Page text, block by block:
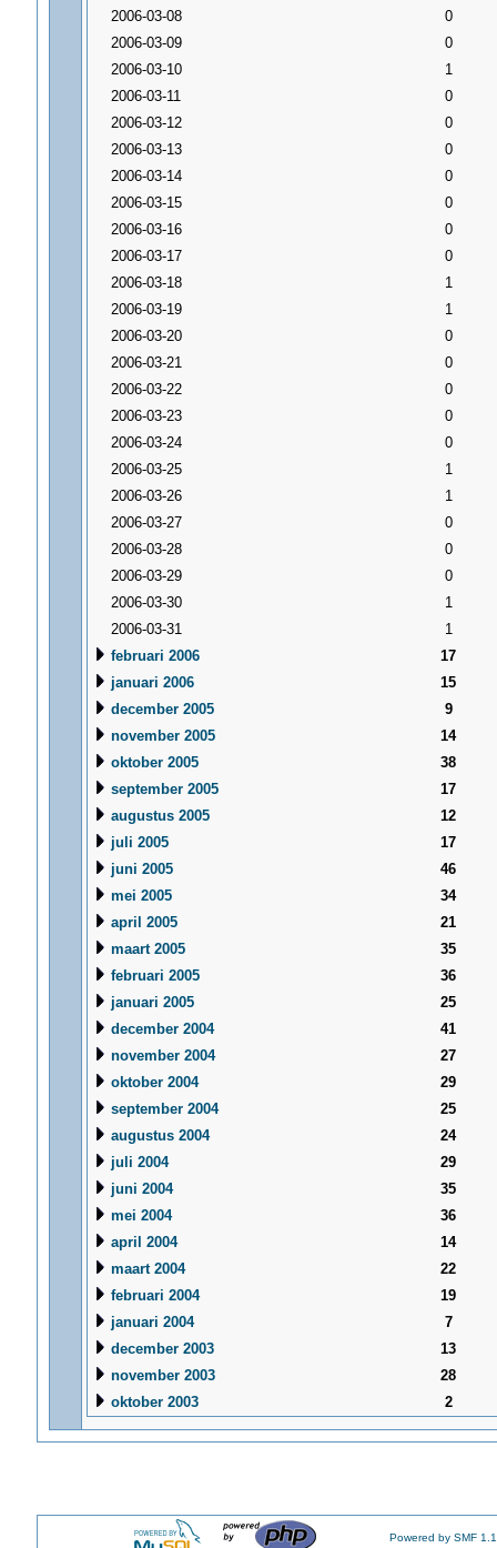
2006-03-08
0
2006-03-09
0
2006-03-10
1
2006-03-11
0
2006-03-12
0
2006-03-13
0
2006-03-14
0
2006-03-15
0
2006-03-16
0
2006-03-17
0
2006-03-18
1
2006-03-19
1
2006-03-20
0
2006-03-21
0
2006-03-22
0
2006-03-23
0
2006-03-24
0
2006-03-25
1
2006-03-26
1
2006-03-27
0
2006-03-28
0
2006-03-29
0
2006-03-30
1
2006-03-31
1
februari 2006
17
januari 2006
15
december 2005
9
november 2005
14
oktober 2005
38
september 2005
17
augustus 2005
12
juli 2005
17
juni 2005
46
mei 2005
34
april 2005
21
maart 2005
35
februari 2005
36
januari 2005
25
december 2004
41
november 2004
27
oktober 2004
29
september 2004
25
augustus 2004
24
juli 2004
29
juni 2004
35
mei 2004
36
april 2004
14
maart 2004
22
februari 2004
19
januari 2004
7
december 2003
13
november 2003
28
oktober 2003
2
Powered by SMF